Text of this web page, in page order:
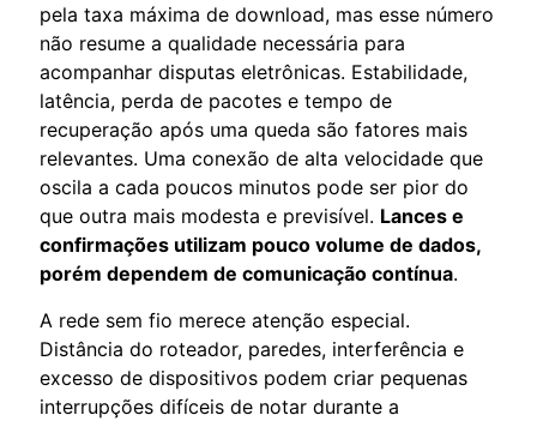
pela taxa máxima de download, mas esse número
não resume a qualidade necessária para
acompanhar disputas eletrônicas. Estabilidade,
latência, perda de pacotes e tempo de
recuperação após uma queda são fatores mais
relevantes. Uma conexão de alta velocidade que
oscila a cada poucos minutos pode ser pior do
que outra mais modesta e previsível. Lances e
confirmações utilizam pouco volume de dados,
porém dependem de comunicação contínua.
A rede sem fio merece atenção especial.
Distância do roteador, paredes, interferência e
excesso de dispositivos podem criar pequenas
interrupções difíceis de notar durante a